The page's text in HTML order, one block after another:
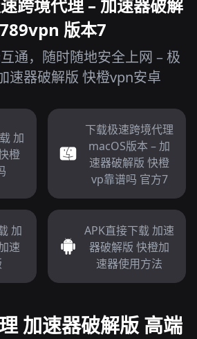
跨境代理 – 加速器破解
版本7
通，随时随地安全上网 – 极
速器破解版 快橙vpn安卓
加
橙
下载极速跨境代理
macOS版本 – 加
速器破解版 快橙
vp靠谱吗 官方7
加
速
APK直接下载 加速
器破解版 快橙加
速器使用方法
加速器破解版 高端